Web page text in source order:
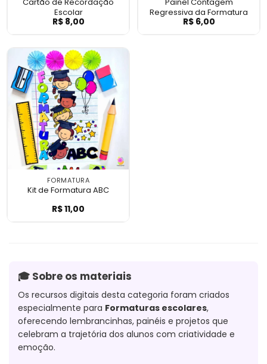
Escolar
Cartão de Recordação Escolar
R$8,00
Regressiva da Formatura
Painel
R$6,00
FORMATURA
Kit de Formatura ABC
Kit de Formatura ABC
R$11,00
🎓 Sobre os materiais
Os recursos digitais desta categoria foram criados
especialmente para Formaturas escolares,
oferecendo lembrancinhas, painéis e projetos que
celebram a trajetória dos alunos com criatividade e
emoção.